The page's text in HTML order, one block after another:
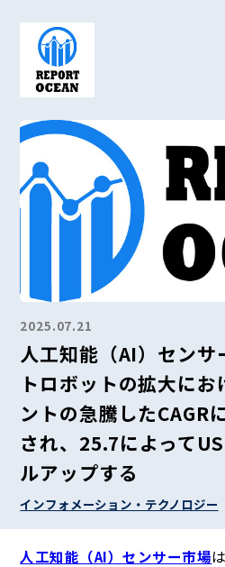
2025.07.21
人工知能（AI）センサ
トロボットの拡大に
ントの急騰したCAGR
され、25.7によって
ルアップする
インフォメーション・テクノロジー
人工知能（AI）センサー市場